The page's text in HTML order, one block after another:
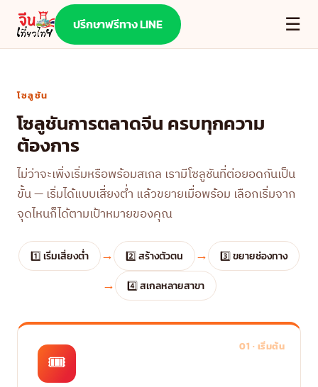
ปรึกษาฟรีทาง LINE ☰
โซลูชัน
โซลูชันการตลาดจีน ครบทุกความ
ต้องการ
ไม่ว่าจะเพิ่งเริ่มหรือพร้อมสเกล เรามีโซลูชันที่ต่อยอดกันเป็น
ขั้น — เริ่มได้แบบเสี่ยงต่ำ แล้วขยายเมื่อพร้อม เลือกเริ่มจาก
จุดไหนก็ได้ตามเป้าหมายของคุณ
1️⃣ เริ่มเสี่ยงต่ำ → 2️⃣ สร้างตัวตน → 3️⃣ ขยายช่องทาง
→ 4️⃣ สเกลหลายสาขา
01 · เริ่มต้น
🎟️